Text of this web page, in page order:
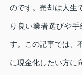
のです。売却は人生
り良い業者選びや
す。この記事では、
に現金化したい方に